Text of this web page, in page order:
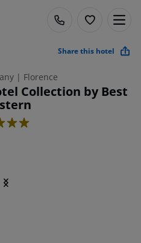
Share this hotel
| Florence
Collection by Best